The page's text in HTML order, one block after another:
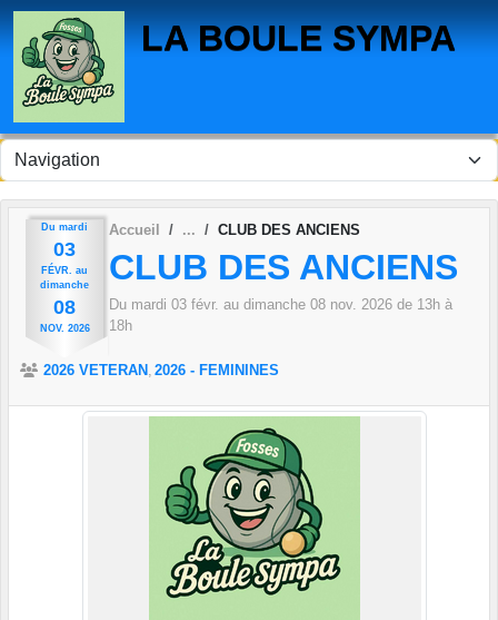
LA BOULE SYMPA
Du mardi
03
FÉVR. au
dimanche
08
NOV. 2026
Accueil CLUB DES ANCIENS
CLUB DES ANCIENS
Du mardi 03 févr. au dimanche 08 nov. 2026 de 13h à
18h
2026 VETERAN 2026 - FEMININES
Panneau de gestion des cookies